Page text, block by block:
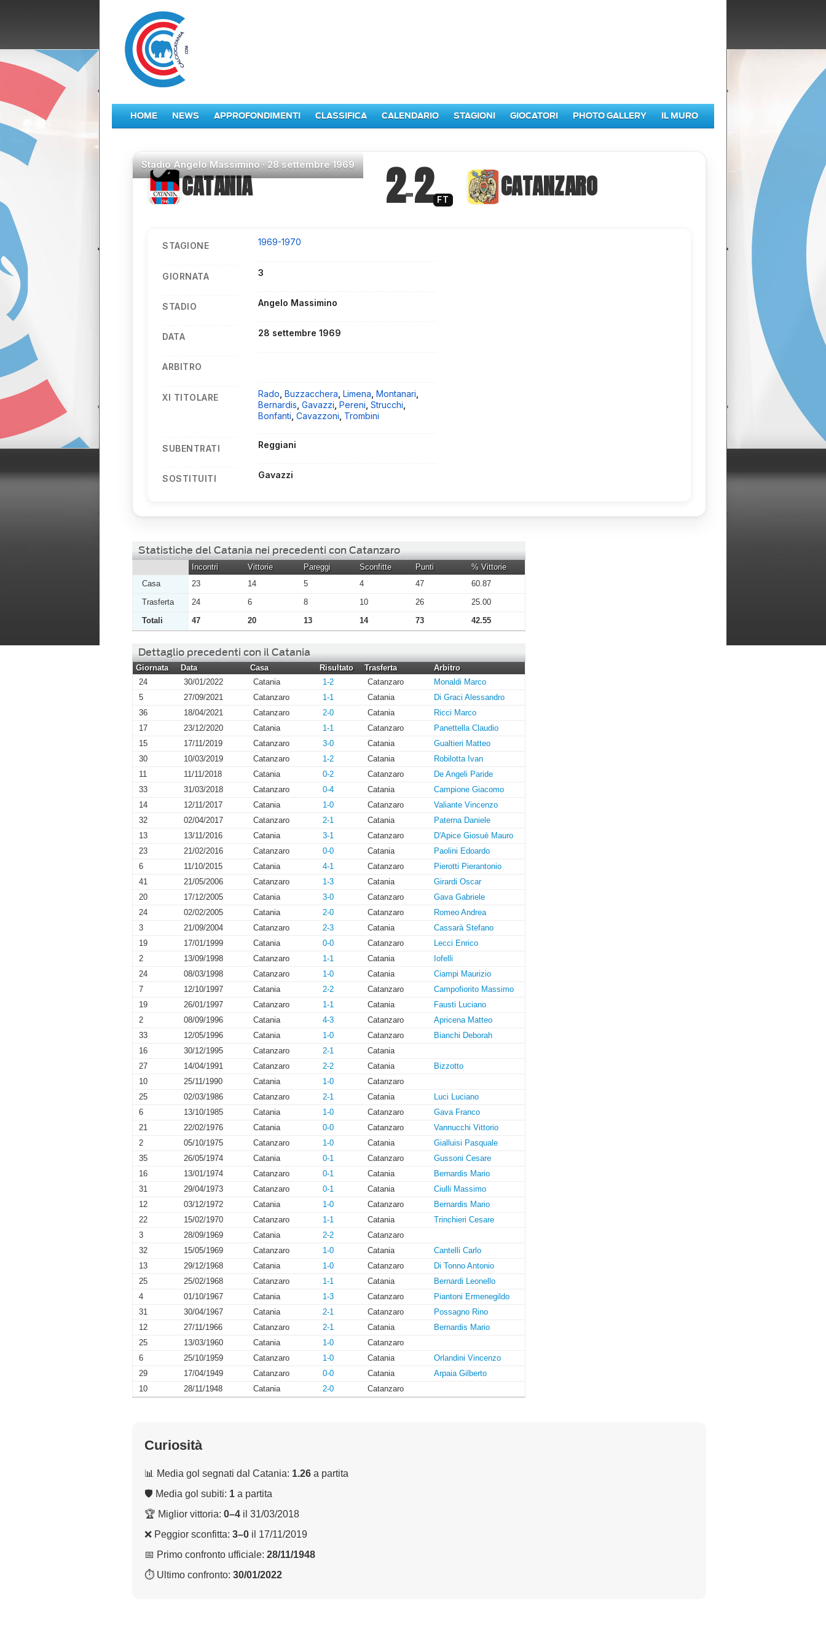
HOME NEWS APPROFONDIMENTI CLASSIFICA CALENDARIO STAGIONI GIOCATORI PHOTO GALLERY IL MURO
StadioAngelo Massimino ·28 settembre 1969
CATANIA 2–2 FT CATANZARO
STAGIONE 1969-1970
GIORNATA 3
STADIO Angelo Massimino
DATA 28 settembre 1969
ARBITRO
XI TITOLARE Rado ,Buzzacchera ,Limena ,Montanari
Bernardis ,Gavazzi ,Pereni ,Strucchi
Bonfanti ,Cavazzoni Trombini
SUBENTRATI Reggiani
SOSTITUITI Gavazzi
Statistiche del Catania nei precedenti con Catanzaro
Incontri Vittorie Pareggi Sconfitte Punti
% Vittorie
Casa
23 14 5 4 47
60.87
Trasferta
24 6 8 10 26
25.00
Totali
47 20 13 14 73 42.55
Dettaglio precedenti con il Catania
Giornata Data Casa Risultato Trasferta
Arbitro
24
30/01/2022 Catania 1-2 Catanzaro
Monaldi Marco
5
27/09/2021 Catanzaro 1-1 Catania
Di Graci Alessandro
36
18/04/2021 Catanzaro 2-0 Catania
Ricci Marco
17
23/12/2020 Catania 1-1 Catanzaro
Panettella Claudio
15
17/11/2019 Catanzaro 3-0 Catania
Gualtieri Matteo
30
10/03/2019 Catanzaro 1-2 Catania
Robilotta Ivan
11
11/11/2018 Catania 0-2 Catanzaro
De Angeli Paride
33
31/03/2018 Catanzaro 0-4 Catania
Campione Giacomo
14
12/11/2017 Catania 1-0 Catanzaro
Valiante Vincenzo
32
02/04/2017 Catanzaro 2-1 Catania
Paterna Daniele
13
13/11/2016 Catania 3-1 Catanzaro
D'Apice Giosuè Mauro
23
21/02/2016 Catanzaro 0-0 Catania
Paolini Edoardo
6
11/10/2015 Catania 4-1 Catanzaro
Pierotti Pierantonio
41
21/05/2006 Catanzaro 1-3 Catania
Girardi Oscar
20
17/12/2005 Catania 3-0 Catanzaro
Gava Gabriele
24
02/02/2005 Catania 2-0 Catanzaro
Romeo Andrea
3
21/09/2004 Catanzaro 2-3 Catania
Cassarà Stefano
19
17/01/1999 Catania 0-0 Catanzaro
Lecci Enrico
2
13/09/1998 Catanzaro 1-1 Catania
Iofelli
24
08/03/1998 Catanzaro 1-0 Catania
Ciampi Maurizio
7
12/10/1997 Catania 2-2 Catanzaro
Campofiorito Massimo
19
26/01/1997 Catanzaro 1-1 Catania
Fausti Luciano
2
08/09/1996 Catania 4-3 Catanzaro
Apricena Matteo
33
12/05/1996 Catania 1-0 Catanzaro
Bianchi Deborah
16
30/12/1995 Catanzaro 2-1
Catania
27
14/04/1991 Catanzaro 2-2 Catania
Bizzotto
10
25/11/1990 Catania 1-0
Catanzaro
25
02/03/1986 Catanzaro 2-1 Catania
Luci Luciano
6
13/10/1985 Catania 1-0 Catanzaro
Gava Franco
21
22/02/1976 Catania 0-0 Catanzaro
Vannucchi Vittorio
2
05/10/1975 Catanzaro 1-0 Catania
Gialluisi Pasquale
35
26/05/1974 Catania 0-1 Catanzaro
Gussoni Cesare
16
13/01/1974 Catanzaro 0-1 Catania
Bernardis Mario
31
29/04/1973 Catanzaro 0-1 Catania
Ciulli Massimo
12
03/12/1972 Catania 1-0 Catanzaro
Bernardis Mario
22
15/02/1970 Catanzaro 1-1 Catania
Trinchieri Cesare
3
28/09/1969 Catania 2-2
Catanzaro
32
15/05/1969 Catanzaro 1-0 Catania
Cantelli Carlo
13
29/12/1968 Catania 1-0 Catanzaro
Di Tonno Antonio
25
25/02/1968 Catanzaro 1-1 Catania
Bernardi Leonello
4
01/10/1967 Catania 1-3 Catanzaro
Piantoni Ermenegildo
31
30/04/1967 Catania 2-1 Catanzaro
Possagno Rino
12
27/11/1966 Catanzaro 2-1 Catania
Bernardis Mario
25
13/03/1960 Catania 1-0
Catanzaro
6
25/10/1959 Catanzaro 1-0 Catania
Orlandini Vincenzo
29
17/04/1949 Catanzaro 0-0 Catania
Arpaia Gilberto
10
28/11/1948 Catania 2-0 Catanzaro
Curiosità
📊 Media gol segnati dal Catania: 1.26 a partita
🛡 Media gol subiti: 1 a partita
🏆 Miglior vittoria: 0–4 il 31/03/2018
❌ Peggior sconfitta: 3–0 il 17/11/2019
📅 Primo confronto ufficiale: 28/11/1948
⏱ Ultimo confronto: 30/01/2022